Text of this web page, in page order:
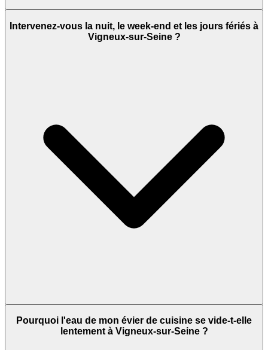
Intervenez-vous la nuit, le week-end et les jours fériés à
Vigneux-sur-Seine ?
Pourquoi l'eau de mon évier de cuisine se vide-t-elle
lentement à Vigneux-sur-Seine ?